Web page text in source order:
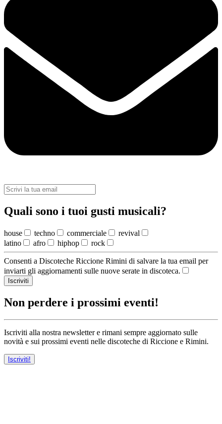
Quali sono i tuoi gusti musicali?
house techno commerciale
revival
latino
afro hiphop rock
Consenti a Discoteche Riccione Rimini di salvare la tua email per
inviarti gli aggiornamenti sulle nuove serate in discoteca.
Iscriviti
Non perdere i prossimi eventi!
Iscriviti alla nostra newsletter e rimani sempre aggiornato sulle
novità e sui prossimi eventi nelle discoteche di Riccione e Rimini.
Iscriviti!